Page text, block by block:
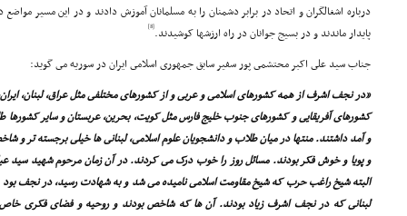
درباره اشغالگران و اتحاد در برابر دشمنان را به مسلمانان آموزش دادند و در این مسیر
پایدار ماندند و در بسیج جوانان در راه ارزشها کوشیدند.[8]
جناب سید على اکبر محتشمى پور سفیر سابق جمهورى اسلامى ایران در سوریه مى گوید:
«در نجف اشرف از همه کشورهاى اسلامى و عربى و از کشورهاى مختلفى مثل عراق، لبنان،
کشورهاى آفریقایى و کشورهاى جنوب خلیج فارس مثل کویت، بحرین، عربستان و سایر
و آمد داشتند. منتها در میان طلاب و دانشجویان علوم اسلامى، لبنانى ها خیلى برجسته تر و
و پویا و خوش فکر بودند. مسائل روز را خوب درک مى کردند. در آن زمان مرحوم شهید سید
البته شیخ راغب حرب که شیخ مقاومت اسلامى نامیده مى شد و به شهادت رسید، در نجف
لبنانى که در نجف اشرف زیاد بودند. آن ها که شاخص بودند و روحیه و فضاى فکرى